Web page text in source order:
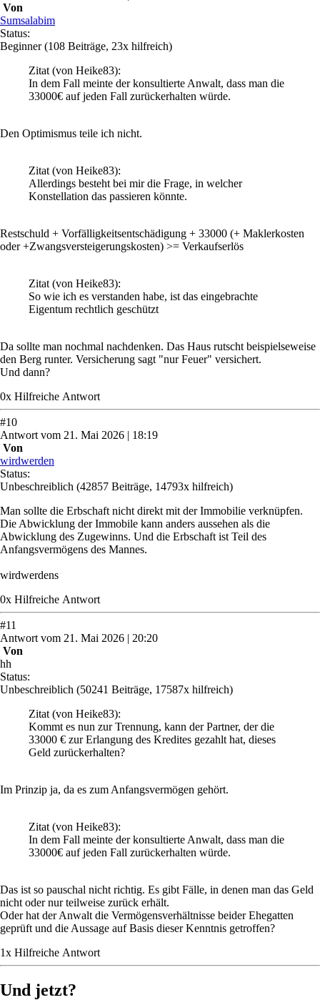
Von
Sumsalabim
Status:
Beginner (108 Beiträge, 23x hilfreich)
Zitat (von Heike83):
In dem Fall meinte der konsultierte Anwalt, dass man die
33000€ auf jeden Fall zurückerhalten würde.
Den Optimismus teile ich nicht.
Zitat (von Heike83):
Allerdings besteht bei mir die Frage, in welcher
Konstellation das passieren könnte.
Restschuld + Vorfälligkeitsentschädigung + 33000 (+ Maklerkosten
oder +Zwangsversteigerungskosten) >= Verkaufserlös
Zitat (von Heike83):
So wie ich es verstanden habe, ist das eingebrachte
Eigentum rechtlich geschützt
Da sollte man nochmal nachdenken. Das Haus rutscht beispielseweise
den Berg runter. Versicherung sagt "nur Feuer" versichert.
Und dann?
0x Hilfreiche Antwort
#10
Antwort vom 21. Mai 2026 | 18:19
Von
wirdwerden
Status:
Unbeschreiblich (42857 Beiträge, 14793x hilfreich)
Man sollte die Erbschaft nicht direkt mit der Immobilie verknüpfen.
Die Abwicklung der Immobile kann anders aussehen als die
Abwicklung des Zugewinns. Und die Erbschaft ist Teil des
Anfangsvermögens des Mannes.
wirdwerdens
0x Hilfreiche Antwort
#11
Antwort vom 21. Mai 2026 | 20:20
Von
hh
Status:
Unbeschreiblich (50241 Beiträge, 17587x hilfreich)
Zitat (von Heike83):
Kommt es nun zur Trennung, kann der Partner, der die
33000 € zur Erlangung des Kredites gezahlt hat, dieses
Geld zurückerhalten?
Im Prinzip ja, da es zum Anfangsvermögen gehört.
Zitat (von Heike83):
In dem Fall meinte der konsultierte Anwalt, dass man die
33000€ auf jeden Fall zurückerhalten würde.
Das ist so pauschal nicht richtig. Es gibt Fälle, in denen man das Geld
nicht oder nur teilweise zurück erhält.
Oder hat der Anwalt die Vermögensverhältnisse beider Ehegatten
geprüft und die Aussage auf Basis dieser Kenntnis getroffen?
1x Hilfreiche Antwort
Und jetzt?